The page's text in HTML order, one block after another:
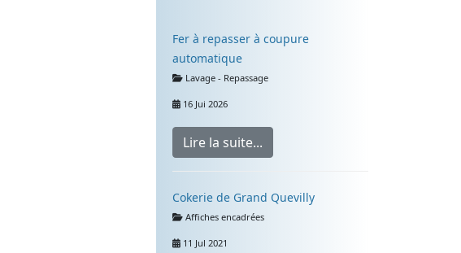
Fer à repasser à coupure
automatique
Détails
Lavage - Repassage
16 Jui 2026
Lire la suite...
Cokerie de Grand Quevilly
Détails
Affiches encadrées
11 Jul 2021